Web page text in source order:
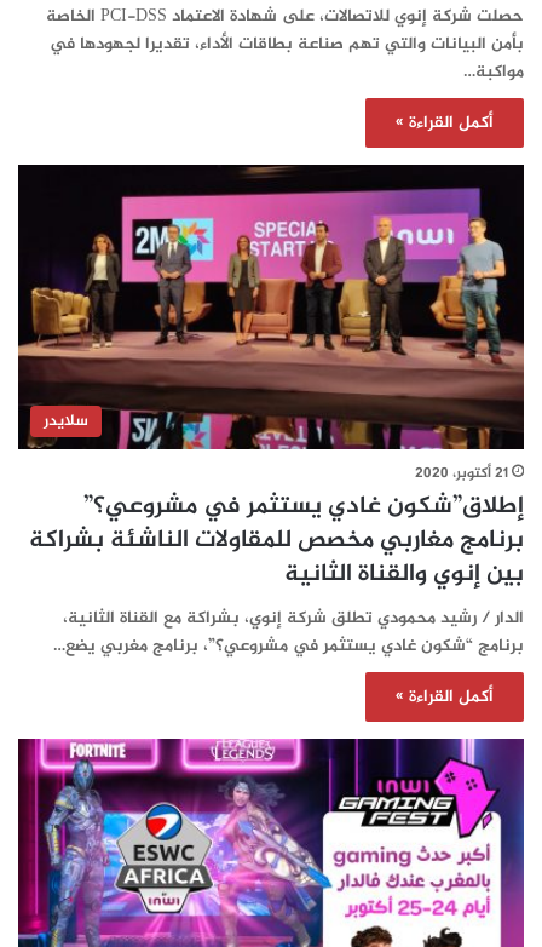
حصلت شركة إنوي للاتصالات، على شهادة الاعتماد PCI-DSS الخاصة
بأمن البيانات والتي تهم صناعة بطاقات الأداء، تقديرا لجهودها في
مواكبة…
أكمل القراءة »
سلايدر
21 أكتوبر، 2020
إطلاق”شكون غادي يستثمر في مشروعي؟”
برنامج مغاربي مخصص للمقاولات الناشئة بشراكة
بين إنوي والقناة الثانية
الدار / رشيد محمودي تطلق شركة إنوي، بشراكة مع القناة الثانية،
برنامج “شكون غادي يستثمر في مشروعي؟”، برنامج مغربي يضع…
أكمل القراءة »